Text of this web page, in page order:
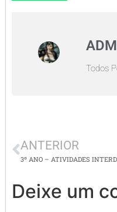
Todos
ANTERIOR
Deixe um